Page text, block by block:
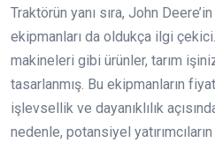
Traktörün yanı sıra, John
ekipmanları da oldukça ilgi
makineleri gibi ürünler, tarım
tasarlanmış. Bu ekipmanların
işlevsellik ve dayanıklılık
nedenle, potansiyel